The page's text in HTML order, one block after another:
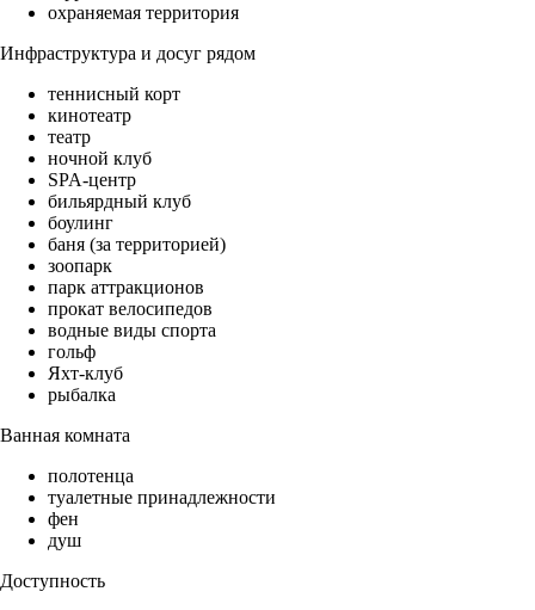
охраняемая территория
Инфраструктура и досуг рядом
теннисный корт
кинотеатр
театр
ночной клуб
SPA-центр
бильярдный клуб
боулинг
баня (за территорией)
зоопарк
парк аттракционов
прокат велосипедов
водные виды спорта
гольф
Яхт-клуб
рыбалка
Ванная комната
полотенца
туалетные принадлежности
фен
душ
Доступность